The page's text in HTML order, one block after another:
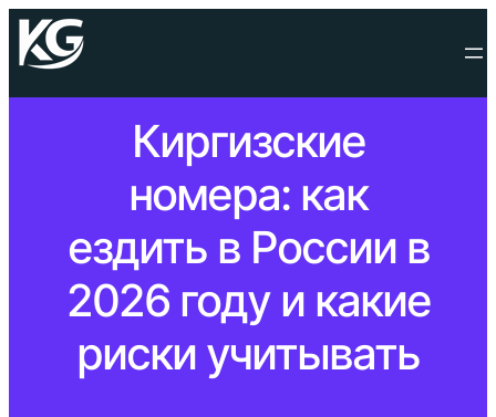
Киргизские
номера: как
ездить в России в
2026 году и какие
риски учитывать